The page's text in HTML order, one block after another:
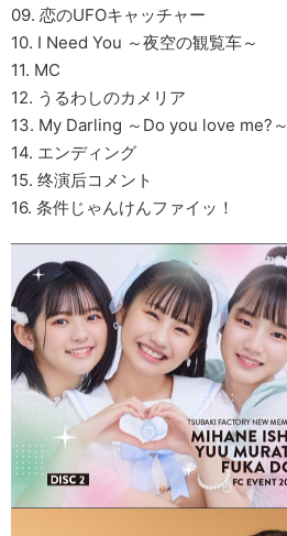
09. 恋のUFOキャッチャー
10. I Need You ～夜空の観覧车～
11. MC
12. うるわしのカメリア
13. My Darling ～Do you love me?～
14. エンディング
15. 终演后コメント
16. 条件じゃんけんファイッ！